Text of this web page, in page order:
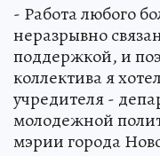
- Работа любого
неразрывно
поддержкой, и
коллектива я
учредителя -
молодежной
мэрии города